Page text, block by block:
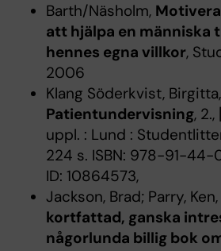
Barth/Näsholm,
att hjälpa en människa
hennes egna villkor,
2006
Klang Söderkvist, Birgitta,
Patientundervisning,
uppl. : Lund :
224 s. ISBN: 978-91-44-
ID: 10864573,
Jackson, Brad; Parry, Ken,
kortfattad, ganska
någorlunda billig bok